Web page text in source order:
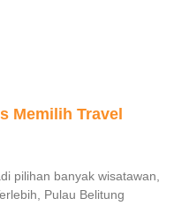
Memilih Travel
pilihan banyak wisatawan,
Pulau Belitung